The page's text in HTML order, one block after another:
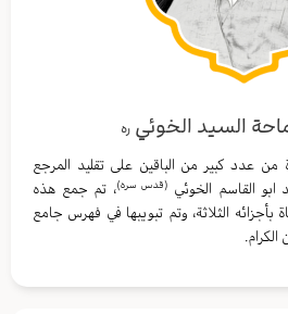
السيد الخوئي ره
من عدد كبير من الباقين على تقليد المرجع
ابو القاسم الخوئي (قدس سره)، تم جمع هذه
الثلاثة، وتم تبويبها في فهرس جامع